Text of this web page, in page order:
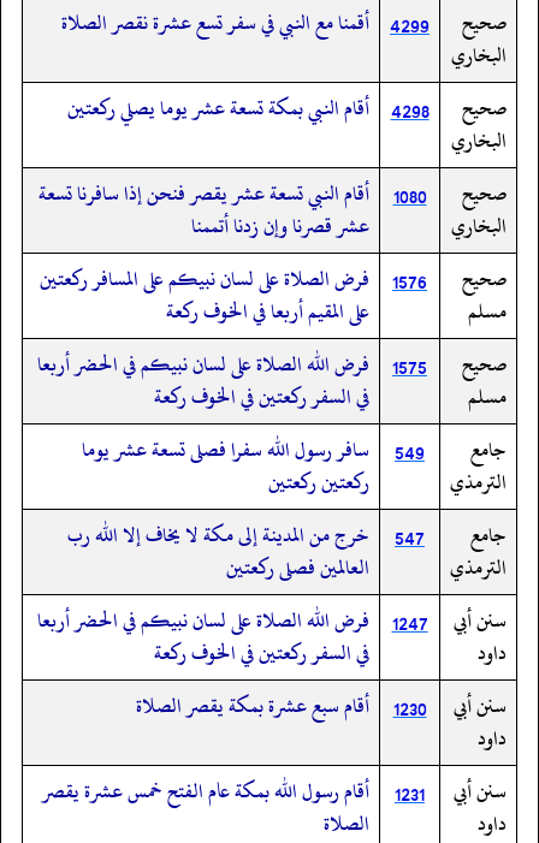
صحيح
البخاري
4299 أقمنا مع النبي في سفر تسع عشرة نقصر الصلاة
صحيح
البخاري
4298 أقام النبي بمكة تسعة عشر يوما يصلي ركعتين
صحيح
البخاري
1080
أقام النبي تسعة عشر يقصر فنحن إذا سافرنا تسعة
عشر قصرنا وإن زدنا أتممنا
صحيح
مسلم
1576
فرض الصلاة على لسان نبيكم على المسافر ركعتين
على المقيم أربعا في الخوف ركعة
صحيح
مسلم
1575
فرض الله الصلاة على لسان نبيكم في الحضر أربعا
في السفر ركعتين في الخوف ركعة
جامع
الترمذي
549
سافر رسول الله سفرا فصلى تسعة عشر يوما
ركعتين ركعتين
جامع
الترمذي
547
خرج من المدينة إلى مكة لا يخاف إلا الله رب
العالمين فصلى ركعتين
سنن أبي
داود
1247
فرض الله الصلاة على لسان نبيكم في الحضر أربعا
في السفر ركعتين في الخوف ركعة
سنن أبي
داود
1230 أقام سبع عشرة بمكة يقصر الصلاة
سنن أبي
داود
1231
أقام رسول الله بمكة عام الفتح خمس عشرة يقصر
الصلاة